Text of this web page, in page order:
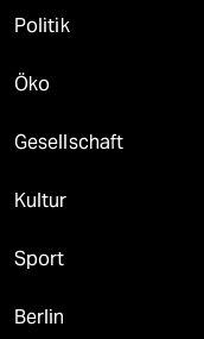
Politik
Öko
Gesellschaft
Kultur
Sport
Berlin